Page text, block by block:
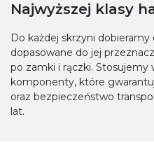
Najwyższej klasy
Do każdej skrzyni
dopasowane do jej
po zamki i rączki. Stosujemy
komponenty, które
oraz bezpieczeństwo
lat.